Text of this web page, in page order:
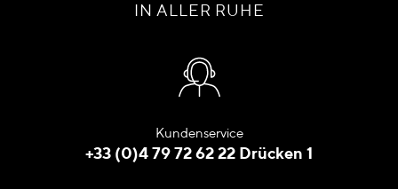
IN ALLER RUHE
Kundenservice
+33 (0)4 79 72 62 22 Drücken 1